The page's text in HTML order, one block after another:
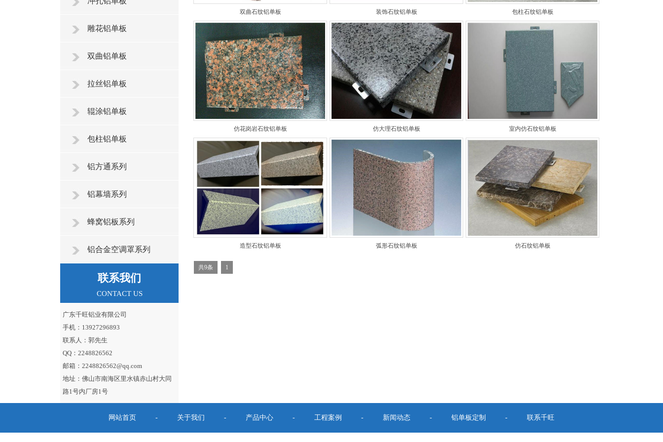
雕花铝单板
双曲铝单板
拉丝铝单板
辊涂铝单板
包柱铝单板
铝方通系列
铝幕墙系列
蜂窝铝板系列
铝合金空调罩系列
联系我们
CONTACT US
广东千旺铝业有限公司
手机：13927296893
联系人：郭先生
QQ：2248826562
邮箱：2248826562@qq.com
地址：佛山市南海区里水镇赤山村大同
路1号内厂房1号
双曲石纹铝单板 装饰石纹铝单板 包柱石纹铝单板
仿花岗岩石纹铝单板 仿大理石纹铝单板 室内仿石纹铝单板
造型石纹铝单板 弧形石纹铝单板 仿石纹铝单板
共9条 1
网站首页 - 关于我们 - 产品中心 - 工程案例 - 新闻动态 - 铝单板定制 - 联系千旺